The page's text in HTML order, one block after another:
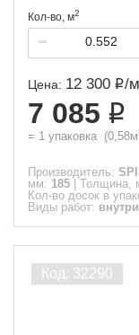
Кол-во, м2
Цена: 12 300 /м
7 085
= 1 упаковка (0,58м
Производитель:
мм: 185 Толщина,
Кол-во досок в
Виды работ: внутри